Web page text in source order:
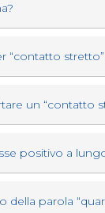
“contatto
un “contatto
positivo a
parola